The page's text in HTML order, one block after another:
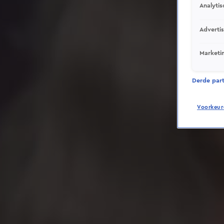
Derde